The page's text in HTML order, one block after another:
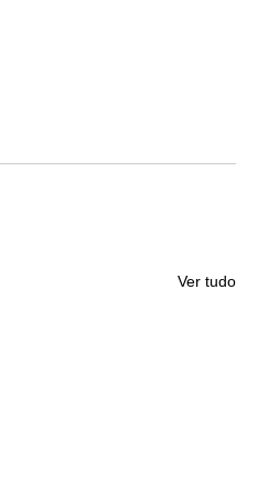
Ver tudo